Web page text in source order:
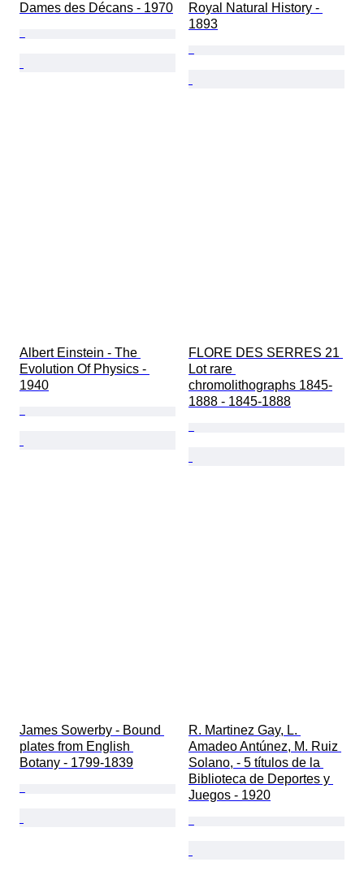
Dames des Décans - 1970
Royal Natural History -
1893
Albert Einstein - The
Evolution Of Physics -
1940
FLORE DES SERRES 21
Lot rare
chromolithographs 1845-
1888 - 1845-1888
James Sowerby - Bound
plates from English
Botany - 1799-1839
R. Martinez Gay, L.
Amadeo Antúnez, M. Ruiz
Solano, - 5 títulos de la
Biblioteca de Deportes y
Juegos - 1920